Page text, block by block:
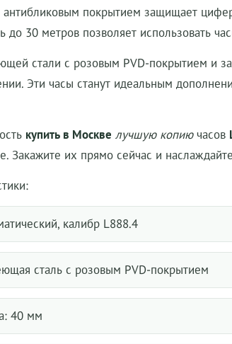
покрытием защищает
до 30 метров позволяет использовать
стали с розовым PVD-покрытием и
Эти часы станут идеальным
купить в Москве лучшую копиючасов
Закажите их прямо сейчас и
калибр L888.4
сталь с розовым PVD-покрытием
40 мм